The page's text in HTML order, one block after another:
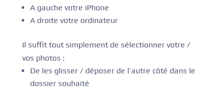
A gauche votre iPhone
A droite votre ordinateur
Il suffit tout simplement de sélectionner votre /
vos photos :
De les glisser / déposer de l’autre côté dans le
dossier souhaité